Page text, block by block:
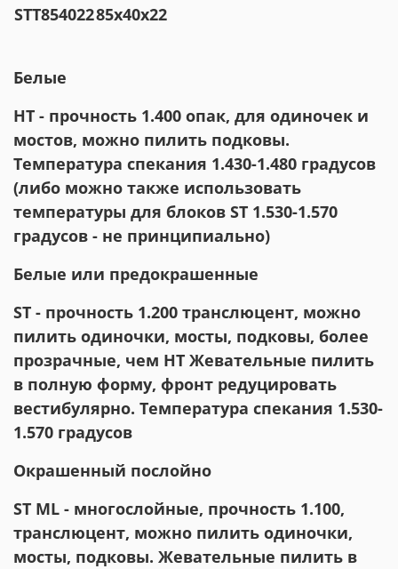
STT85402285x40x22
Белые
НТ - прочность 1.400 опак, для одиночек и
мостов, можно пилить подковы.
Температура спекания 1.430-1.480 градусов
(либо можно также использовать
температуры для блоков ST 1.530-1.570
градусов - не принципиально)
Белые или предокрашенные
ST - прочность 1.200 транслюцент, можно
пилить одиночки, мосты, подковы, более
прозрачные, чем HT Жевательные пилить
в полную форму, фронт редуцировать
вестибулярно. Температура спекания 1.530-
1.570 градусов
Окрашенный послойно
ST ML - многослойные, прочность 1.100,
транслюцент, можно пилить одиночки,
мосты, подковы. Жевательные пилить в